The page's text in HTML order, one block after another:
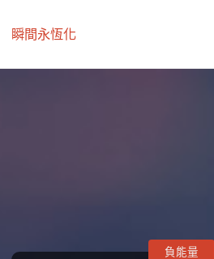
瞬間永恆化
負能量